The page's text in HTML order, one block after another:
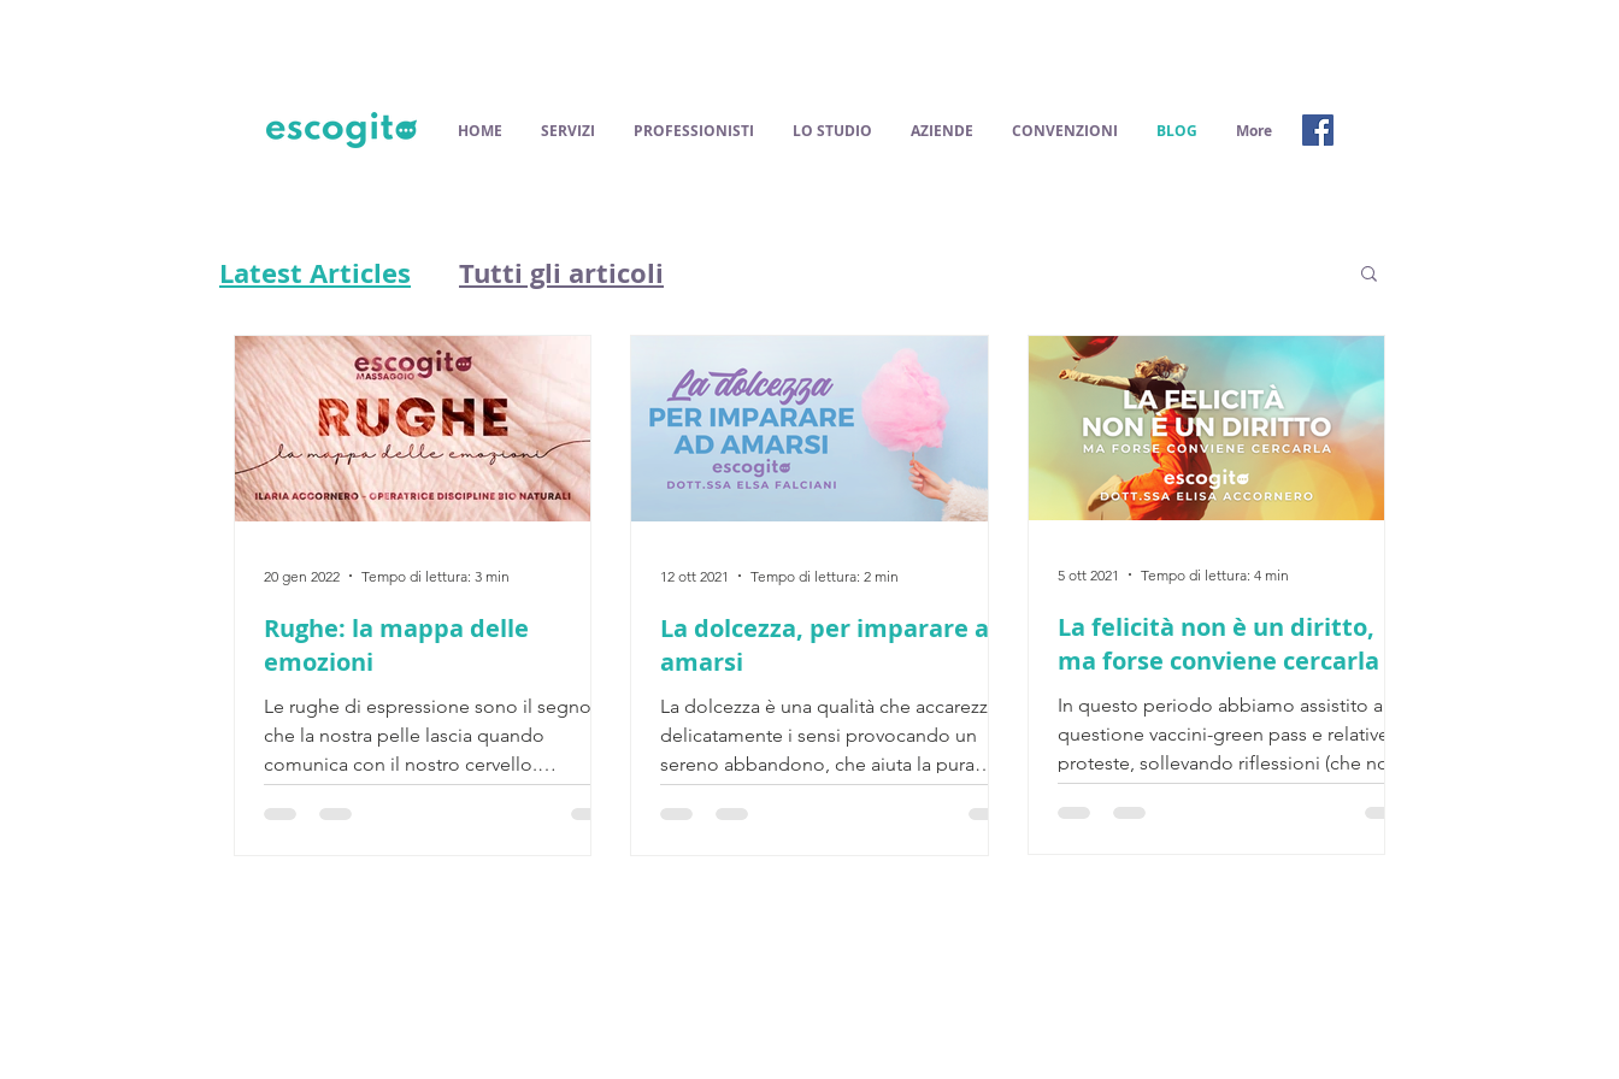
HOME SERVIZI PROFESSIONISTI LO STUDIO AZIENDE CONVENZIONI BLOG More
Latest Articles Tutti gli articoli
Rughe: la mappa delle
emozioni
Le rughe di espressione sono il segno
che la nostra pelle lascia quando
comunica con il nostro cervello.
Pensiamo infatti che sia il...
20 gen 2022 Tempo di lettura: 3 min
La dolcezza, per imparare ad
amarsi
La dolcezza è una qualità che accarezza
delicatamente i sensi provocando un
sereno abbandono, che aiuta la pura
accettazione di sé, per...
12 ott 2021 Tempo di lettura: 2 min
La felicità non è un diritto,
ma forse conviene cercarla
In questo periodo abbiamo assistito alla
questione vaccini-green pass e relative
proteste, sollevando riflessioni (che non
sempre...
5 ott 2021 Tempo di lettura: 4 min